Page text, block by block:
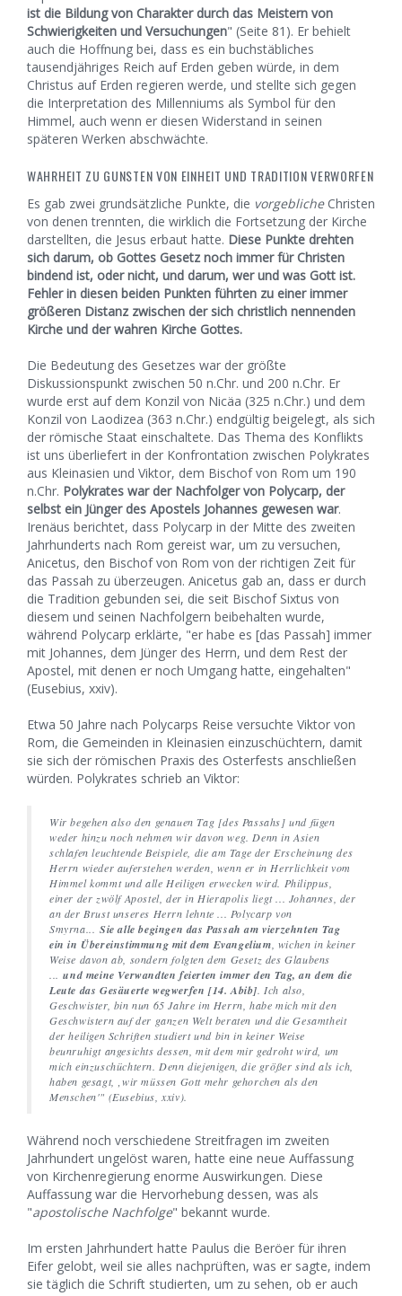
ist die Bildung von Charakter durch das Meistern von
Schwierigkeiten und Versuchungen" (Seite 81). Er behielt
auch die Hoffnung bei, dass es ein buchstäbliches
tausendjähriges Reich auf Erden geben würde, in dem
Christus auf Erden regieren werde, und stellte sich gegen
die Interpretation des Millenniums als Symbol für den
Himmel, auch wenn er diesen Widerstand in seinen
späteren Werken abschwächte.
WAHRHEIT ZU GUNSTEN VON EINHEIT UND TRADITION VERWORFEN
Es gab zwei grundsätzliche Punkte, die vorgeblicheChristen
von denen trennten, die wirklich die Fortsetzung der Kirche
darstellten, die Jesus erbaut hatte. Diese Punkte drehten
sich darum, ob Gottes Gesetz noch immer für Christen
bindend ist, oder nicht, und darum, wer und was Gott ist.
Fehler in diesen beiden Punkten führten zu einer immer
größeren Distanz zwischen der sich christlich nennenden
Kirche und der wahren Kirche Gottes.
Die Bedeutung des Gesetzes war der größte
Diskussionspunkt zwischen 50 n.Chr. und 200 n.Chr. Er
wurde erst auf dem Konzil von Nicäa (325 n.Chr.) und dem
Konzil von Laodizea (363 n.Chr.) endgültig beigelegt, als sich
der römische Staat einschaltete. Das Thema des Konflikts
ist uns überliefert in der Konfrontation zwischen Polykrates
aus Kleinasien und Viktor, dem Bischof von Rom um 190
n.Chr. Polykrates war der Nachfolger von Polycarp, der
selbst ein Jünger des Apostels Johannes gewesen war.
Irenäus berichtet, dass Polycarp in der Mitte des zweiten
Jahrhunderts nach Rom gereist war, um zu versuchen,
Anicetus, den Bischof von Rom von der richtigen Zeit für
das Passah zu überzeugen. Anicetus gab an, dass er durch
die Tradition gebunden sei, die seit Bischof Sixtus von
diesem und seinen Nachfolgern beibehalten wurde,
während Polycarp erklärte, "er habe es [das Passah] immer
mit Johannes, dem Jünger des Herrn, und dem Rest der
Apostel, mit denen er noch Umgang hatte, eingehalten"
(Eusebius, xxiv).
Etwa 50 Jahre nach Polycarps Reise versuchte Viktor von
Rom, die Gemeinden in Kleinasien einzuschüchtern, damit
sie sich der römischen Praxis des Osterfests anschließen
würden. Polykrates schrieb an Viktor:
Wir begehen also den genauen Tag [des Passahs] und fügen
weder hinzu noch nehmen wir davon weg. Denn in Asien
schlafen leuchtende Beispiele, die am Tage der Erscheinung des
Herrn wieder auferstehen werden, wenn er in Herrlichkeit vom
Himmel kommt und alle Heiligen erwecken wird. Philippus,
einer der zwölf Apostel, der in Hierapolis liegt ... Johannes, der
an der Brust unseres Herrn lehnte ... Polycarp von
Smyrna... Sie alle begingen das Passah am vierzehnten Tag
ein in Übereinstimmung mit dem Evangelium , wichen in keiner
Weise davon ab, sondern folgten dem Gesetz des Glaubens
...und meine Verwandten feierten immer den Tag, an dem die
Leute das Gesäuerte wegwerfen [14. Abib] . Ich also,
Geschwister, bin nun 65 Jahre im Herrn, habe mich mit den
Geschwistern auf der ganzen Welt beraten und die Gesamtheit
der heiligen Schriften studiert und bin in keiner Weise
beunruhigt angesichts dessen, mit dem mir gedroht wird, um
mich einzuschüchtern. Denn diejenigen, die größer sind als ich,
haben gesagt, ‚wir müssen Gott mehr gehorchen als den
Menschen'" (Eusebius, xxiv).
Während noch verschiedene Streitfragen im zweiten
Jahrhundert ungelöst waren, hatte eine neue Auffassung
von Kirchenregierung enorme Auswirkungen. Diese
Auffassung war die Hervorhebung dessen, was als
"apostolische Nachfolge" bekannt wurde.
Im ersten Jahrhundert hatte Paulus die Beröer für ihren
Eifer gelobt, weil sie alles nachprüften, was er sagte, indem
sie täglich die Schrift studierten, um zu sehen, ob er auch